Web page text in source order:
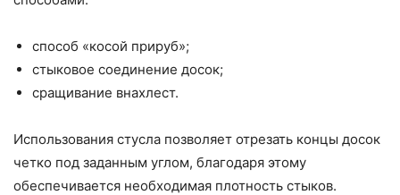
способ «косой прируб»;
стыковое соединение досок;
сращивание внахлест.
Использования стусла позволяет отрезать концы досок
четко под заданным углом, благодаря этому
обеспечивается необходимая плотность стыков.